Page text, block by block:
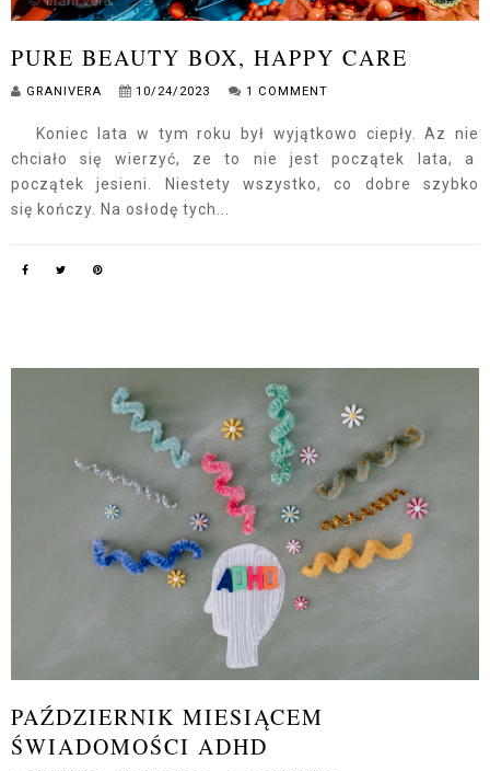
PURE BEAUTY BOX, HAPPY CARE
GRANIVERA 10/24/2023 1 COMMENT
Koniec lata w tym roku był wyjątkowo ciepły. Az nie
chciało się wierzyć, ze to nie jest początek lata, a
początek jesieni. Niestety wszystko, co dobre szybko
się kończy. Na osłodę tych...
PAŹDZIERNIK MIESIĄCEM
ŚWIADOMOŚCI ADHD